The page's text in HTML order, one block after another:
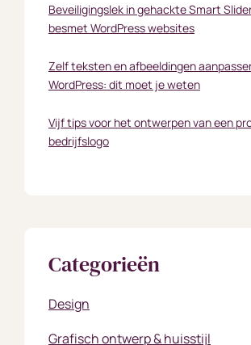
Beveiligingslek in gehackte Smart
besmet WordPress websites
Zelf teksten en afbeeldingen
WordPress: dit moet je weten
Vijf tips voor het ontwerpen van een
bedrijfslogo
Categorieën
Design
Grafisch ontwerp & huisstijl